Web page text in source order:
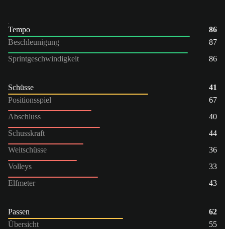
Tempo
86
Beschleunigung
87
Sprintgeschwindigkeit
86
Schüsse
41
Positionsspiel
67
Abschluss
40
Schusskraft
44
Weitschüsse
36
Volleys
33
Elfmeter
43
Passen
62
Übersicht
55